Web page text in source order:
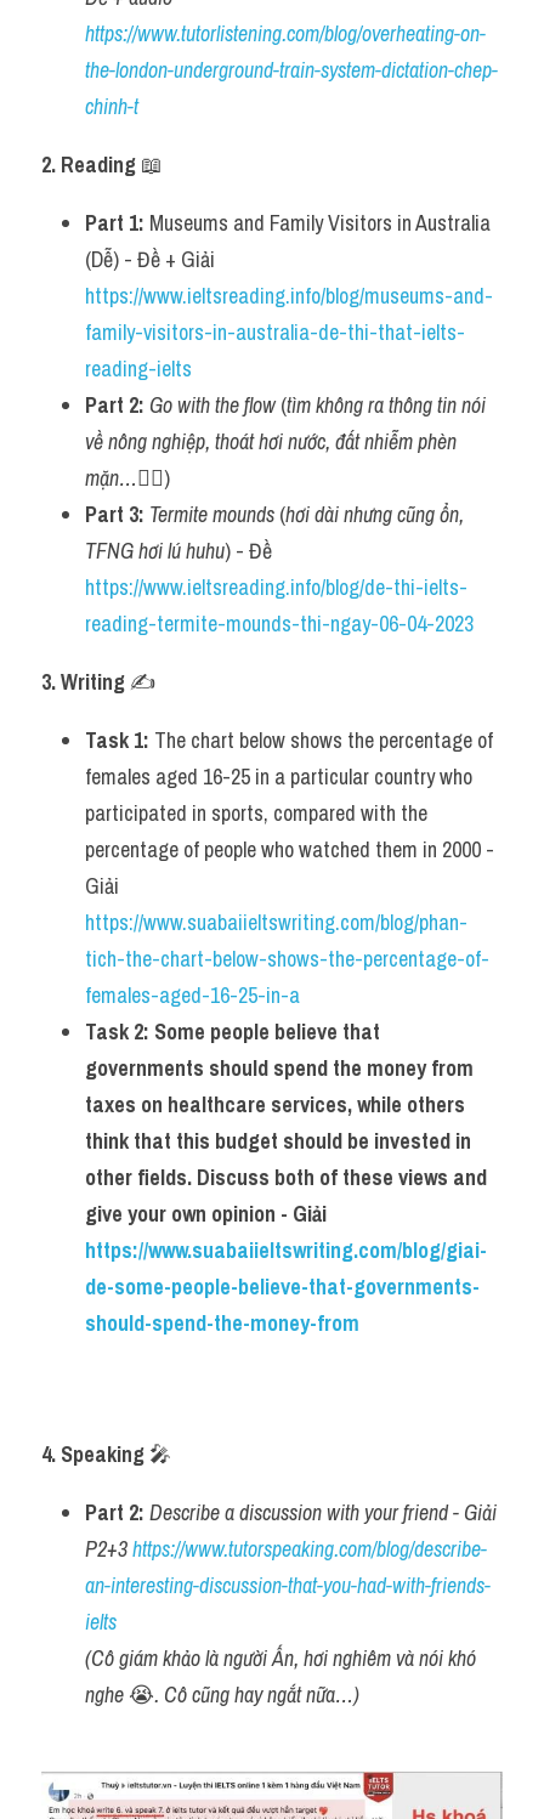
Giải đề THPT
Report đề thi thật IELTS GENERAL
Đề thi thật Task 1
Adv
Cách dùng từ
Từ vựng theo tiền tố
Task 1
Ngân hàng đề thi máy
Phân biệt từ
Report đề thi thật IELTS
Advice
Listening
Speaking
Writing
Reading
Homepage
https://www.tutorlistening.com/blog/overheating-on-
the-london-underground-train-system-dictation-chep-
chinh-t
2. Reading 📖
Part 1: Museums and Family Visitors in Australia
https://www.ieltsreading.info/blog/museums-and-
family-visitors-in-australia-de-thi-that-ielts-
reading-ielts
Part 2: Go with the flow (tìm không ra thông tin nói
về nông nghiệp, thoát hơi nước, đất nhiễm phèn
mặn…😵‍💫)
Part 3: Termite mounds (hơi dài nhưng cũng ổn,
TFNG hơi lú huhu
https://www.ieltsreading.info/blog/de-thi-ielts-
reading-termite-mounds-thi-ngay-06-04-2023
3. Writing ✍️
Task 1: The chart below shows the percentage of
females aged 16-25 in a particular country who
participated in sports, compared with the
percentage of people who watched them in 2000 -
https://www.suabaiieltswriting.com/blog/phan-
tich-the-chart-below-shows-the-percentage-of-
females-aged-16-25-in-a
Task 2: Some people believe that
governments should spend the money from
taxes on healthcare services, while others
think that this budget should be invested in
other fields. Discuss both of these views and
https://www.suabaiieltswriting.com/blog/giai-
de-some-people-believe-that-governments-
should-spend-the-money-from
4. Speaking 🎤
Part 2: Describe a discussion with your friend - Giải
P2+3 https://www.tutorspeaking.com/blog/describe-
an-interesting-discussion-that-you-had-with-friends-
ielts
(Cô giám khảo là người Ấn, hơi nghiêm và nói khó
nghe 😭. Cô cũng hay ngắt nữa…)